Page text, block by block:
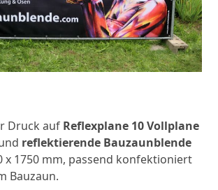
Druck auf Reflexplane 10 Vollplane
reflektierende Bauzaunblende
x 1750 mm, passend konfektioniert
Bauzaun.